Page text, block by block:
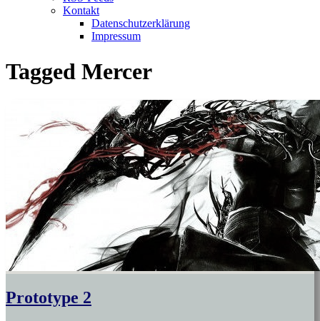
Kontakt
Datenschutzerklärung
Impressum
Tagged Mercer
Prototype 2